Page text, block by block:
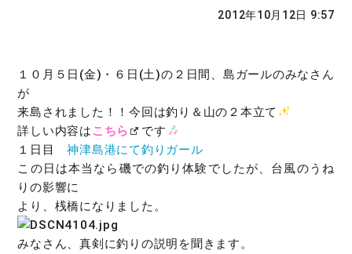
2012年10月12日 9:57
１０月５日(金)・６日(土)の２日間、島ガールのみなさん
が
来島されました！！今回は釣り＆山の２本立て
詳しい内容は こちら
です
１日目神津島港にて釣りガール
この日は本当なら磯での釣り体験でしたが、台風のうね
りの影響に
より、桟橋になりました。
みなさん、真剣に釣りの説明を聞きます。